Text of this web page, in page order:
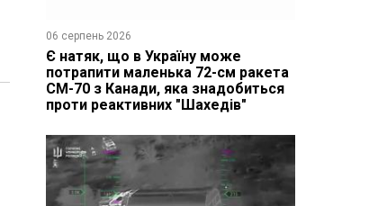
06 серпень 2026
Є натяк, що в Україну може
потрапити маленька 72-см ракета
CM-70 з Канади, яка знадобиться
проти реактивних "Шахедів"